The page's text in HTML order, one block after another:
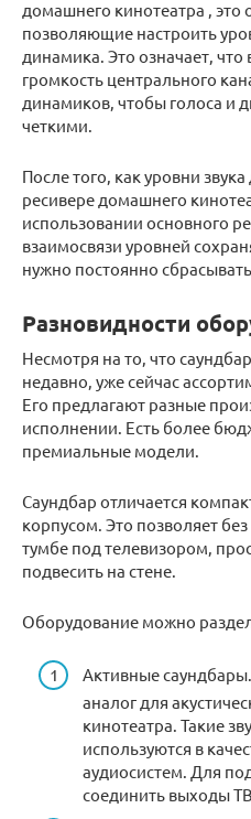
домашнего кинотеатра ,
позволяющие настроить
динамика. Это означает,
громкость центрального
динамиков, чтобы голоса и
четкими.
После того, как уровни
ресивере домашнего
использовании основного
взаимосвязи уровней
нужно постоянно
Разновидности
Несмотря на то, что
недавно, уже сейчас
Его предлагают разные
исполнении. Есть более
премиальные модели.
Саундбар отличается
корпусом. Это позволяет
тумбе под телевизором,
подвесить на стене.
Оборудование можно
Активные
аналог для
кинотеатра. Такие
используются в
аудиосистем. Для
соединить выходы